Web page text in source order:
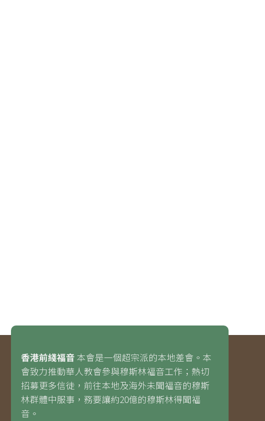
香港前綫福音 本會是一個超宗派的本地差會。本
會致力推動華人教會參與穆斯林福音工作；熱切
招募更多信徒，前往本地及海外未聞福音的穆斯
林群體中服事，務要讓約20億的穆斯林得聞福
音。